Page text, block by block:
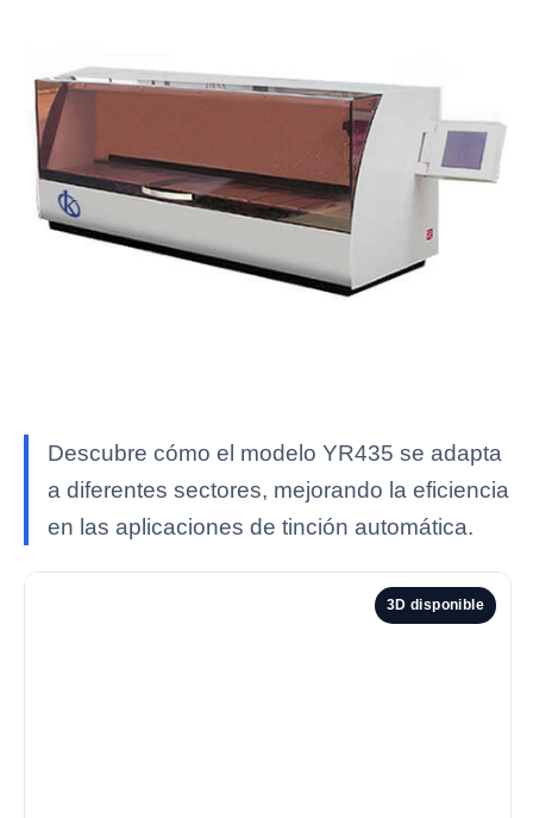
Descubre cómo el modelo YR435 se adapta
a diferentes sectores, mejorando la eficiencia
en las aplicaciones de tinción automática.
3D disponible